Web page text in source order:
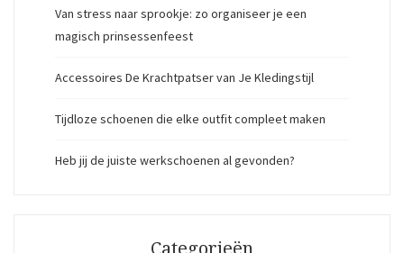
Van stress naar sprookje: zo organiseer je een
magisch prinsessenfeest
Accessoires De Krachtpatser van Je Kledingstijl
Tijdloze schoenen die elke outfit compleet maken
Heb jij de juiste werkschoenen al gevonden?